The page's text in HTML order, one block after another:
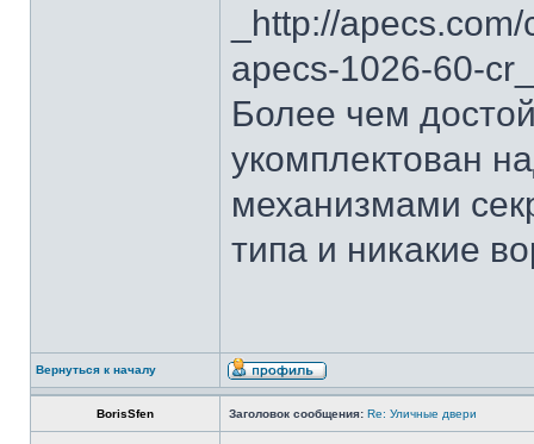
_http://
apecs-1026-60-
Более чем
укомплектован
механизмами
типа и никакие
Вернуться к началу
BorisSfen Заголовок сообщения: Re: Уличные двери